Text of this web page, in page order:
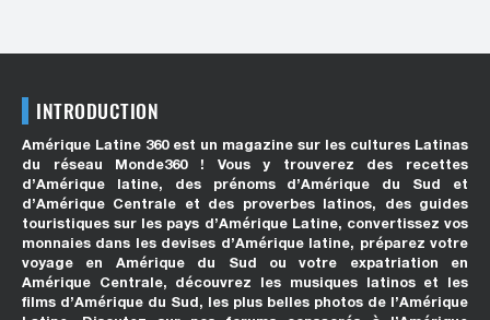
INTRODUCTION
Amérique Latine 360 est un magazine sur les cultures Latinas
du réseau Monde360 ! Vous y trouverez des recettes
d’Amérique latine, des prénoms d’Amérique du Sud et
d’Amérique Centrale et des proverbes latinos, des guides
touristiques sur les pays d’Amérique Latine, convertissez vos
monnaies dans les devises d’Amérique latine, préparez votre
voyage en Amérique du Sud ou votre expatriation en
Amérique Centrale, découvrez les musiques latinos et les
films d’Amérique du Sud, les plus belles photos de l’Amérique